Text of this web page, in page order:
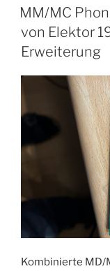
AM
MM/MC
von Elektor
Erweiterung
Kombinierte MD/